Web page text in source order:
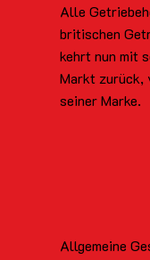
Alle
britischen
kehrt nun mit
Markt zurück,
seiner Marke.
Allgemeine